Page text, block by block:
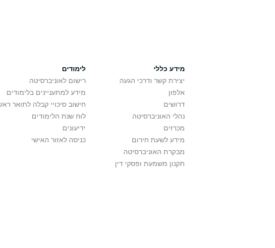
מידע כללי
יצירת קשר ודרכי הגעה
אלפון
דרושים
נהלי האוניברסיטה
מכרזים
מידע לשעת חירום
מבקרת האוניברסיטה
תקנון משמעת ופסקי דין
לימודים
רישום לאוניברסיטה
מידע למתעניינים בלימודים
חישוב סיכויי קבלה לתואר
לוח שנת הלימודים
ידיעונים
כניסה לאזור האישי